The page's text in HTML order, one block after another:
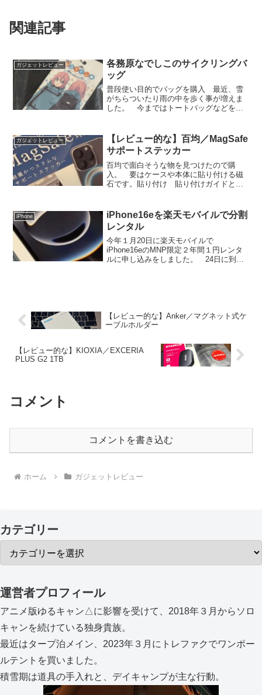
関連記事
ガジェットレビュー
各務原なでしこのサイクリングバ
ッグ
普段使い目的でバッグを購入 最近、雪
がちらついたり雨の中を歩く事が増えま
した。 今まではトートバッグなどを使
ジェットポーチや書類なんかが濡れてよ
ろしくない。 リュックは...
ガジェットレビュー
【レビュー的な】百均／MagSafe
サポートステッカー
百均で面白そうな物を見つけたので購
入。 要はケースや本体に貼り付ける磁
石です。貼り付け 貼り付けガイドと磁
使用していますが、まだまだ現役で使用
可能です。 しかしなが...
iPhone
iPhone16eを楽天モバイルで分割
レンタル
今年１月20日に楽天モバイルで
iPhone16eのMNP限定２年間１円レンタ
ルに申し込みをしました。 24日に到着
【レビュー的な】Anker／マグネット式ケ
ーブルホルダー
【レビュー的な】KIOXIA／EXCERIA
PLUS G2 1TB
コメント
コメントを書き込む
ホーム ガジェットレビュー
カテゴリー
運営者プロフィール
アニメ版ゆるキャン△に影響を受けて、2018年３月からソロ
キャンを続けている独身貴族。
最近はタープ泊メイン、2023年３月にトレファクでワンポー
ルテントを買いました。
積雪期は道具の手入れと、デイキャンプが主な行動。